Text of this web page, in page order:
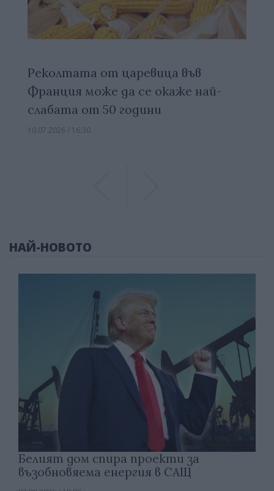
Реколтата от царевица във
Франция може да се окаже най-
слабата от 50 години
10.07.2026 / 16:30
НАЙ-НОВОТО
Белият дом спира проекти за
възобновяема енергия в САЩ